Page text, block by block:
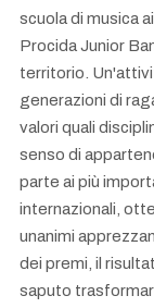
scuola di musica
Procida Junior
territorio.
generazioni di
valori quali
senso di
parte ai più
internazionali,
unanimi
dei premi, il
saputo